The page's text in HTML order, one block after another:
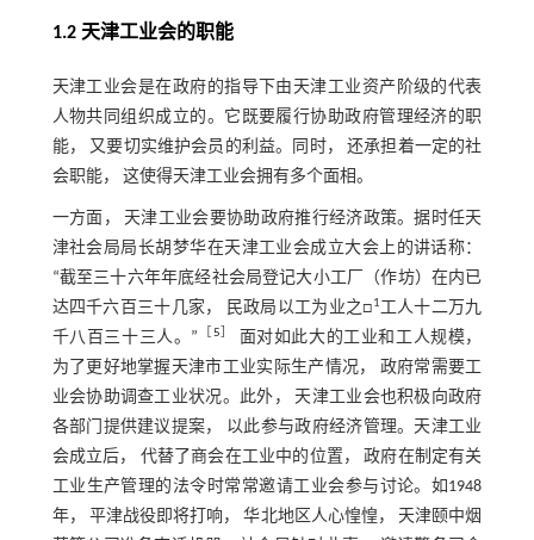
1.2 天津工业会的职能
天津工业会是在政府的指导下由天津工业资产阶级的代表
人物共同组织成立的。它既要履行协助政府管理经济的职
能， 又要切实维护会员的利益。同时， 还承担着一定的社
会职能， 这使得天津工业会拥有多个面相。
一方面， 天津工业会要协助政府推行经济政策。据时任天
津社会局局长胡梦华在天津工业会成立大会上的讲话称：
“截至三十六年年底经社会局登记大小工厂（作坊）在内已
达四千六百三十几家， 民政局以工为业之□1
工人十二万九
千八百三十三人。”
5
面对如此大的工业和工人规模，
为了更好地掌握天津市工业实际生产情况， 政府常需要工
业会协助调查工业状况。此外， 天津工业会也积极向政府
各部门提供建议提案， 以此参与政府经济管理。天津工业
会成立后， 代替了商会在工业中的位置， 政府在制定有关
工业生产管理的法令时常常邀请工业会参与讨论。如1948
年， 平津战役即将打响， 华北地区人心惶惶， 天津颐中烟